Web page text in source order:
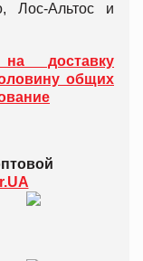
Лос-Альтос и
доставку
общих